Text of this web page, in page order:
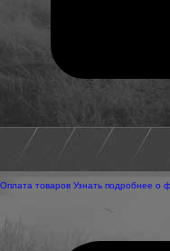
Оплата товаров Узнать подробнее о